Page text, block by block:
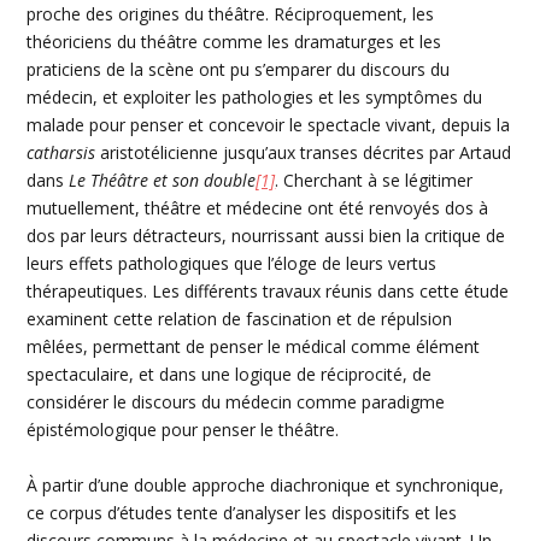
proche des origines du théâtre. Réciproquement, les
théoriciens du théâtre comme les dramaturges et les
praticiens de la scène ont pu s’emparer du discours du
médecin, et exploiter lespathologies et les symptômes du
malade pour penser et concevoir le spectacle vivant, depuis la
catharsis aristotélicienne jusqu’aux transes décrites parArtaud
dansLe Théâtre et son double[1]. Cherchant à se légitimer
mutuellement, théâtre et médecine ont été renvoyés dos à
dos par leurs détracteurs, nourrissant aussi bien la critique de
leurs effets pathologiques que l’éloge de leurs vertus
thérapeutiques. Les différents travaux réunis dans cette étude
examinent cette relation de fascination et de répulsion
mêlées, permettant de penser le médical comme élément
spectaculaire, et dans une logique de réciprocité, de
considérer le discours du médecin comme paradigme
épistémologique pour penser le théâtre.
À partir d’une double approche diachronique et synchronique,
ce corpus d’études tente d’analyser les dispositifs et les